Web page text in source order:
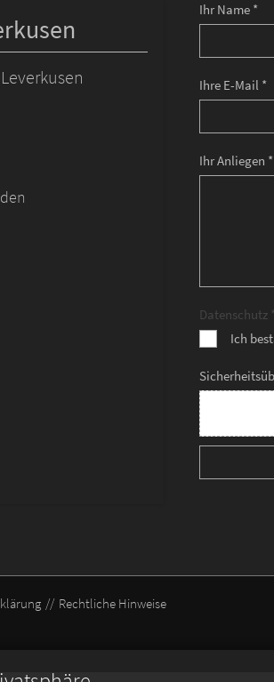
Ihr Name *
Ihre E-Mail *
Ihr Anliegen *
Datenschutz *
Ich
Rechtliche Hinweise